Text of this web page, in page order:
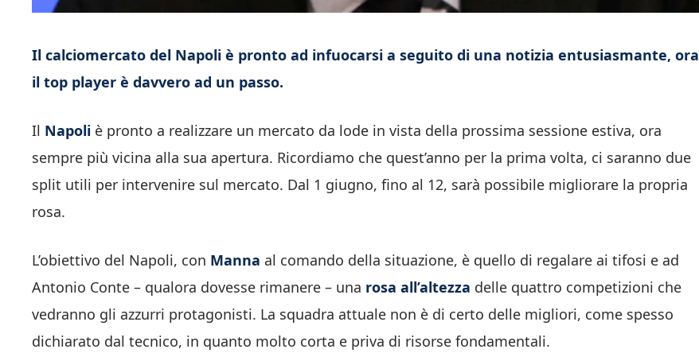
Il calciomercato del Napoli è pronto ad infuocarsi a seguito di una notizia entusiasmante, ora
il top player è davvero ad un passo.
Il Napoli è pronto a realizzare un mercato da lode in vista della prossima sessione estiva, ora
sempre più vicina alla sua apertura. Ricordiamo che quest’anno per la prima volta, ci saranno due
split utili per intervenire sul mercato. Dal 1 giugno, fino al 12, sarà possibile migliorare la propria
rosa.
L’obiettivo del Napoli, con Manna al comando della situazione, è quello di regalare ai tifosi e ad
Antonio Conte – qualora dovesse rimanere – una rosa all’altezza delle quattro competizioni che
vedranno gli azzurri protagonisti. La squadra attuale non è di certo delle migliori, come spesso
dichiarato dal tecnico, in quanto molto corta e priva di risorse fondamentali.